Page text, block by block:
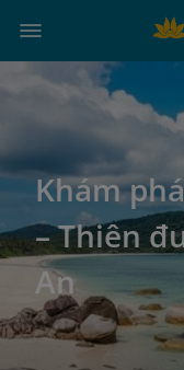
Khám
– Thiên
An